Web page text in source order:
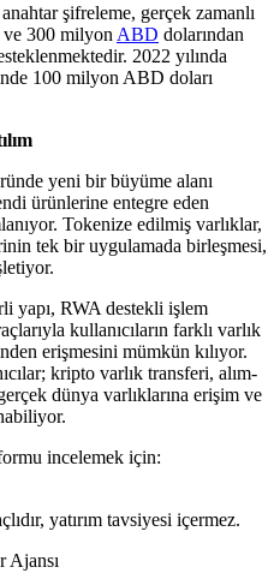
şifreleme, gerçek zamanlı
ve 300 milyon ABD dolarından
2022 yılında
100 milyon ABD doları
yeni bir büyüme alanı
ürünlerine entegre eden
Tokenize edilmiş varlıklar,
tek bir uygulamada birleşmesi,
yapı, RWA destekli işlem
kullanıcıların farklı varlık
erişmesini mümkün kılıyor.
kripto varlık transferi, alım-
dünya varlıklarına erişim ve
incelemek için:
yatırım tavsiyesi içermez.